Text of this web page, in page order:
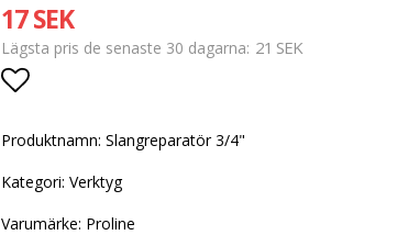
17 SEK
Lägsta pris de senaste 30 dagarna 21 SEK
Produktnamn: Slangreparatör 3/4"
Kategori: Verktyg
Varumärke: Proline